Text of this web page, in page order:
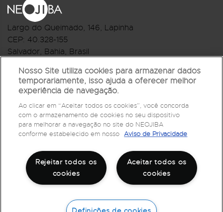
Largo do Queimado, 146, Lapinha
CEP: 40.328-155
Salvador, Bahia, Brasil
R.Monte Castelo Nº 62, Bairro Barbalho
CEP: 40.301-210
Salvador, Bahia, Brasil
Telefone:(71) 3032-1073
Nosso Site utiliza cookies para armazenar dados
temporariamente, isso ajuda a oferecer melhor
experiência de navegação.
Ao clicar em “Aceitar todos os cookies”, você concorda
com o armazenamento de cookies no seu dispositivo
para melhorar a navegação no site do NEOJIBA
conforme estabelecido em nosso Aviso de Privacidade
Aceitar todos os
cookies
Rejeitar todos os
cookies